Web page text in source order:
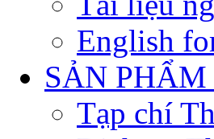
English
SẢN
Tạp chí